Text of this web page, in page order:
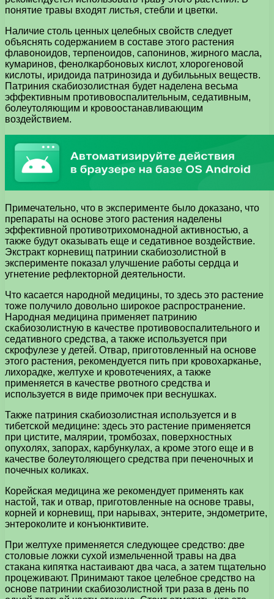
понятие травы входят листья, стебли и цветки.
Наличие столь ценных целебных свойств следует
объяснять содержанием в составе этого растения
флавоноидов, терпеноидов, сапонинов, жирного масла,
кумаринов, фенолкарбоновых кислот, хлорогеновой
кислоты, иридоида патринозида и дубилььных веществ.
Патриния скабиозолистная будет наделена весьма
эффективным противовоспалительным, седативным,
болеутоляющим и кровоостанавливающим
воздействием.
Примечательно, что в эксперименте было доказано, что
препараты на основе этого растения наделены
эффективной противотрихомонадной активностью, а
также будут оказывать еще и седативное воздействие.
Экстракт корневищ патринии скабиозолистной в
эксперименте показал улучшение работы сердца и
угнетение рефлекторной деятельности.
Что касается народной медицины, то здесь это растение
тоже получило довольно широкое распространение.
Народная медицина применяет патринию
скабиозолистную в качестве противовоспалительного и
седативного средства, а также используется при
скрофулезе у детей. Отвар, приготовленный на основе
этого растения, рекомендуется пить при кровохарканье,
лихорадке, желтухе и кровотечениях, а также
применяется в качестве рвотного средства и
используется в виде примочек при веснушках.
Также патриния скабиозолистная используется и в
тибетской медицине: здесь это растение применяется
при цистите, малярии, тромбозах, поверхностных
опухолях, запорах, карбункулах, а кроме этого еще и в
качестве болеутоляющего средства при печеночных и
почечных коликах.
Корейская медицина же рекомендует применять как
настой, так и отвар, приготовленные на основе травы,
корней и корневищ, при нарывах, энтерите, эндометрите,
энтероколите и конъюнктивите.
При желтухе применяется следующее средство: две
столовые ложки сухой измельченной травы на два
стакана кипятка настаивают два часа, а затем тщательно
процеживают. Принимают такое целебное средство на
основе патринии скабиозолистной три раза в день по